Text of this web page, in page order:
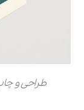
طراحی و